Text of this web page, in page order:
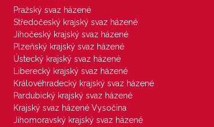
Pražský svaz házené
Středočeský krajský svaz házené
Jihočeský krajský svaz házené
Plzeňský krajský svaz házené
Ústecký krajský svaz házené
Liberecký krajský svaz házené
Královéhradecký krajský svaz házené
Pardubický krajský svaz házené
Krajský svaz házené Vysočina
Jihomoravský krajský svaz házené